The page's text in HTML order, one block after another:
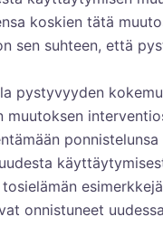
koskien tätä
sen suhteen, että
pystyvyyden
onnistuneet uudessa